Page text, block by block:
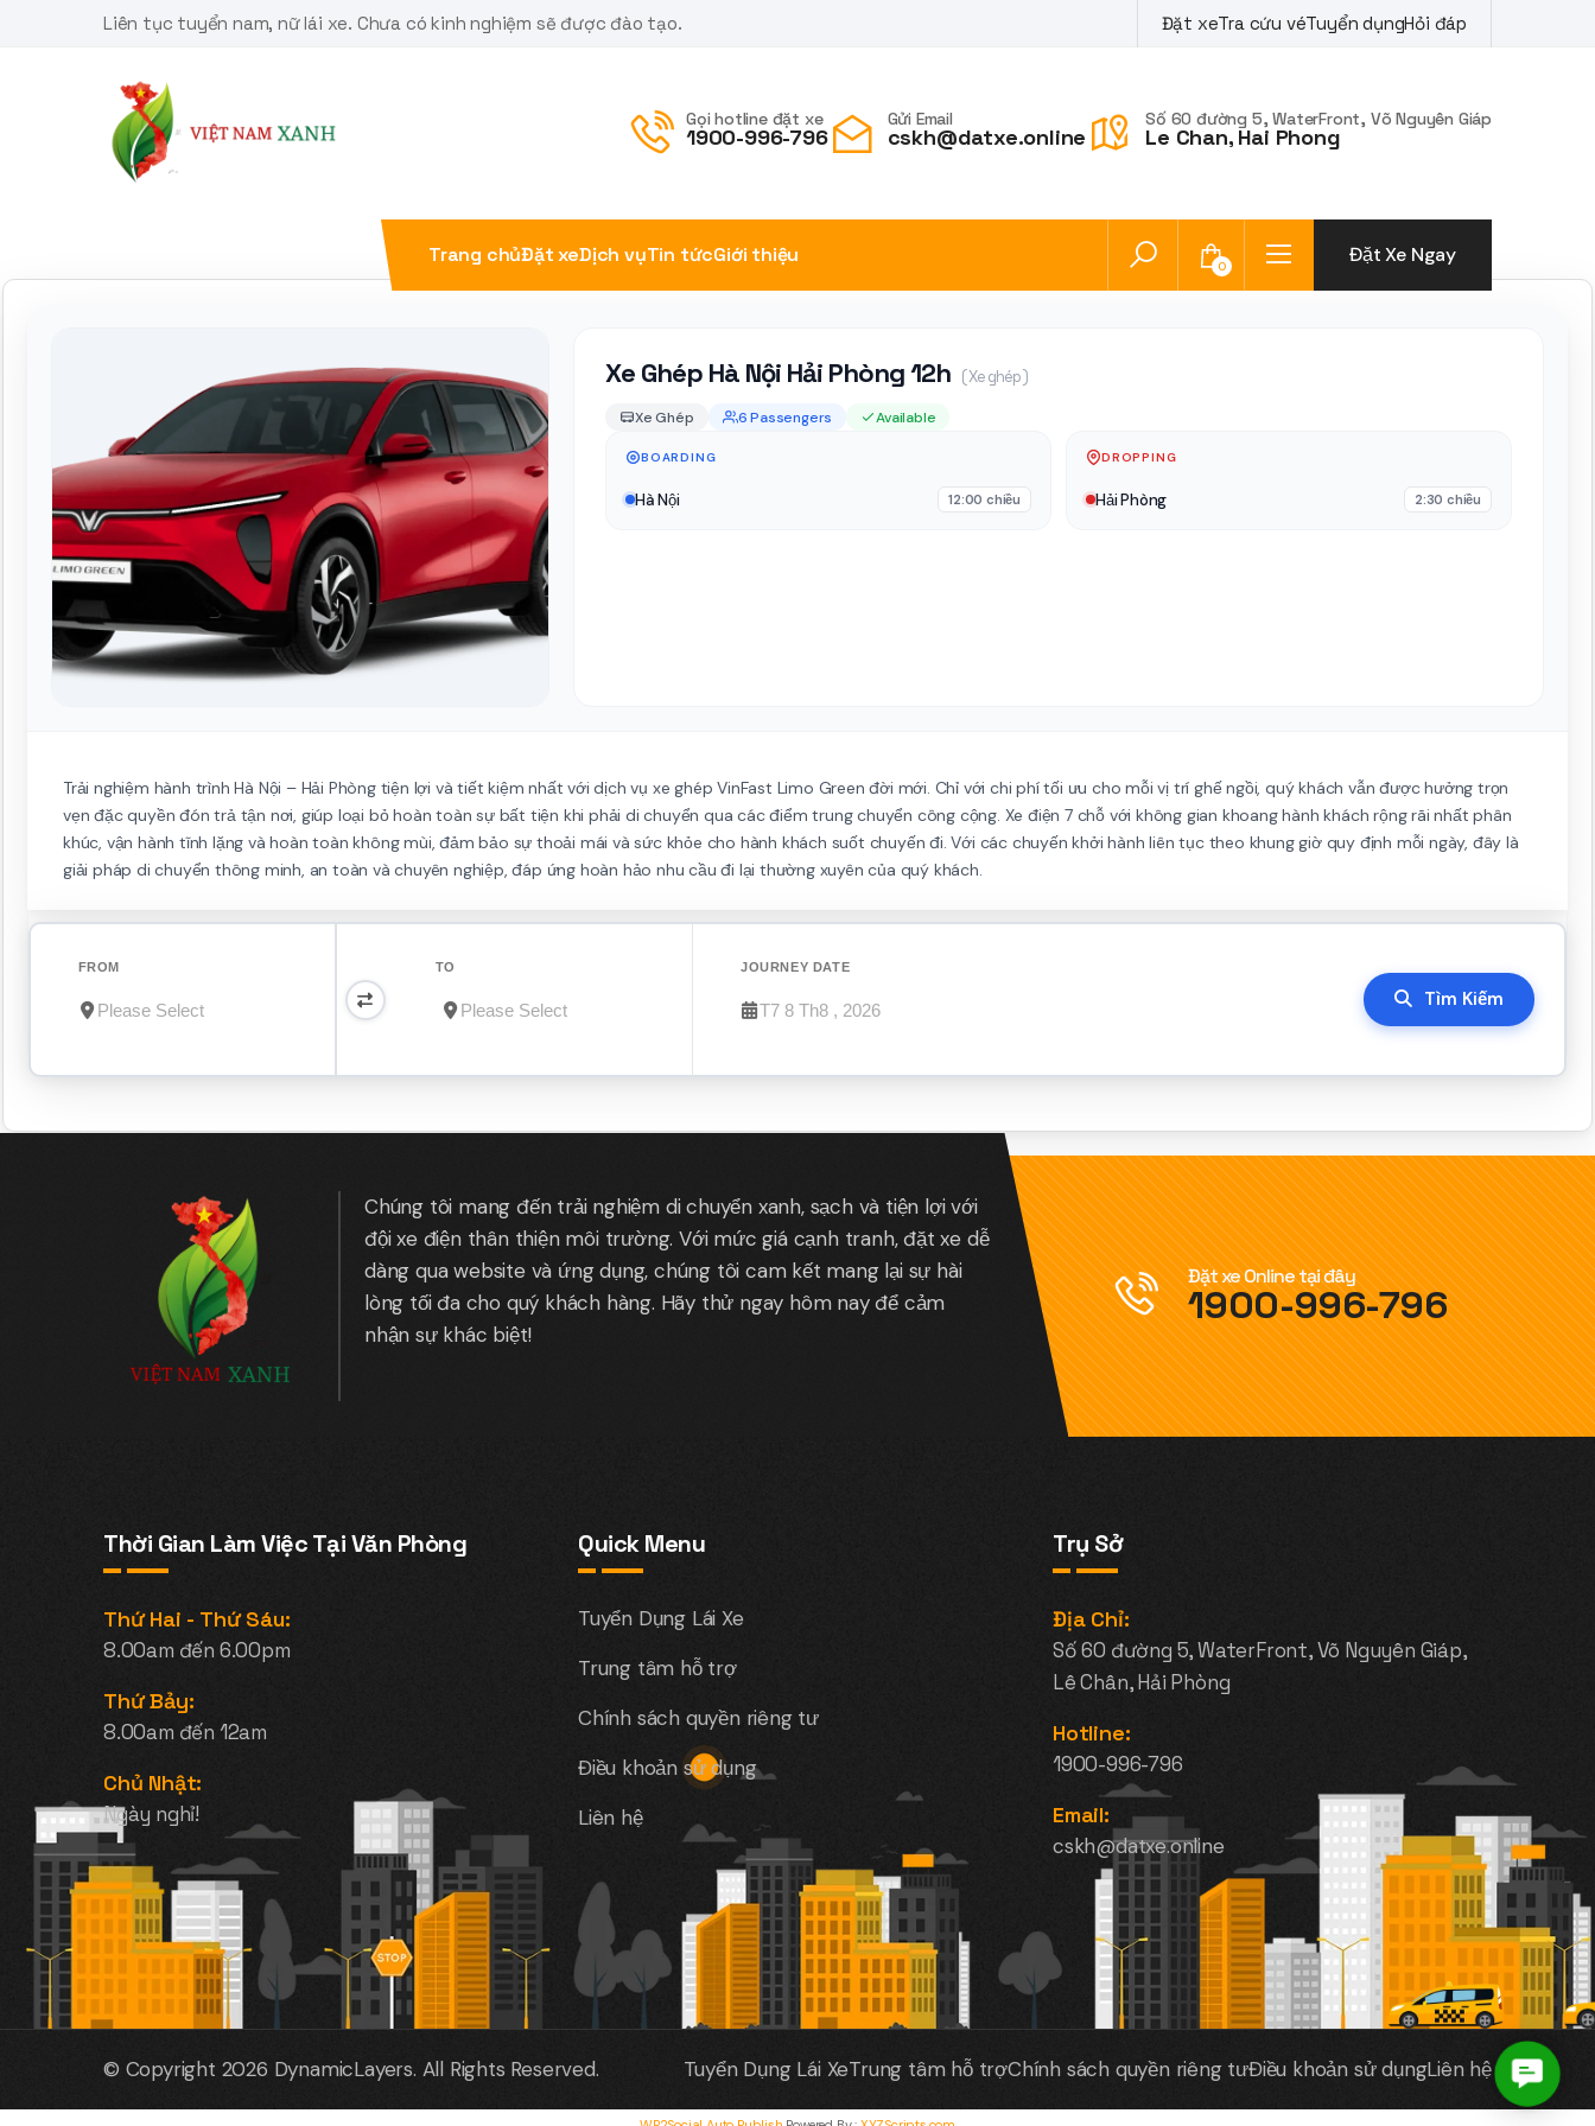
Liên tục tuyển nam, nữ lái xe. Chưa có kinh nghiệm sẽ được đào tạo. Đặt xeTra cứu véTuyển dụngHỏi đáp
Gọi hotline đặt xe
1900-996-796
Gửi Email
cskh@datxe.online
Số 60 đường 5, WaterFront, Võ Nguyên Giáp
Le Chan, Hai Phong
Trang chủĐặt xeDịch vụTin tứcGiới thiệu 0 Đặt Xe Ngay
Xe Ghép Hà Nội Hải Phòng 12h ( Xe ghép )
Xe Ghép 6 Passengers Available
BOARDING
Hà Nội 12:00 chiều
DROPPING
Hải Phòng 2:30 chiều
Trải nghiệm hành trình Hà Nội – Hải Phòng tiện lợi và tiết kiệm nhất với dịch vụ xe ghép VinFast Limo Green đời mới. Chỉ với chi phí tối ưu cho mỗi vị trí ghế ngồi, quý khách vẫn được hưởng trọn
vẹn đặc quyền đón trả tận nơi, giúp loại bỏ hoàn toàn sự bất tiện khi phải di chuyển qua các điểm trung chuyển công cộng. Xe điện 7 chỗ với không gian khoang hành khách rộng rãi nhất phân
khúc, vận hành tĩnh lặng và hoàn toàn không mùi, đảm bảo sự thoải mái và sức khỏe cho hành khách suốt chuyến đi. Với các chuyến khởi hành liên tục theo khung giờ quy định mỗi ngày, đây là
giải pháp di chuyển thông minh, an toàn và chuyên nghiệp, đáp ứng hoàn hảo nhu cầu đi lại thường xuyên của quý khách.
FROM TO JOURNEY DATE
Tìm Kiếm
Chúng tôi mang đến trải nghiệm di chuyển xanh, sạch và tiện lợi với
đội xe điện thân thiện môi trường. Với mức giá cạnh tranh, đặt xe dễ
dàng qua website và ứng dụng, chúng tôi cam kết mang lại sự hài
lòng tối đa cho quý khách hàng. Hãy thử ngay hôm nay để cảm
nhận sự khác biệt!
Đặt xe Online tại đây
1900-996-796
Thời Gian Làm Việc Tại Văn Phòng
Thứ Hai - Thứ Sáu:
8.00am đến 6.00pm
Thứ Bảy:
8.00am đến 12am
Chủ Nhật:
Ngày nghỉ!
Quick Menu
Tuyển Dụng Lái Xe
Trung tâm hỗ trợ
Chính sách quyền riêng tư
Điều khoản sử dụng
Liên hệ
Trụ Sở
Địa Chỉ:
Số 60 đường 5, WaterFront, Võ Nguyên Giáp,
Lê Chân, Hải Phòng
Hotline:
1900-996-796
Email:
cskh@datxe.online
© Copyright 2026 DynamicLayers. All Rights Reserved. Tuyển Dụng Lái XeTrung tâm hỗ trợChính sách quyền riêng tưĐiều khoản sử dụngLiên hệ